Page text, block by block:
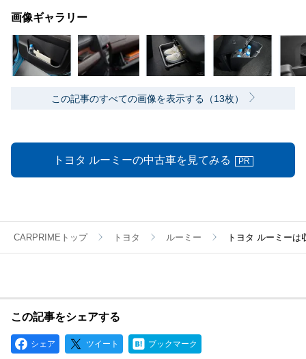
画像ギャラリー
この記事のすべての画像を表示する（13枚）
トヨタ ルーミーの中古車を見てみる PR
CARPRIMEトップ トヨタ ルーミー トヨタ ルーミーは
この記事をシェアする
シェア ツイート ブックマーク